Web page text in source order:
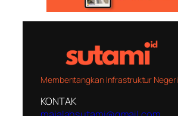
Membentangkan Infrastruktur Negeri
KONTAK